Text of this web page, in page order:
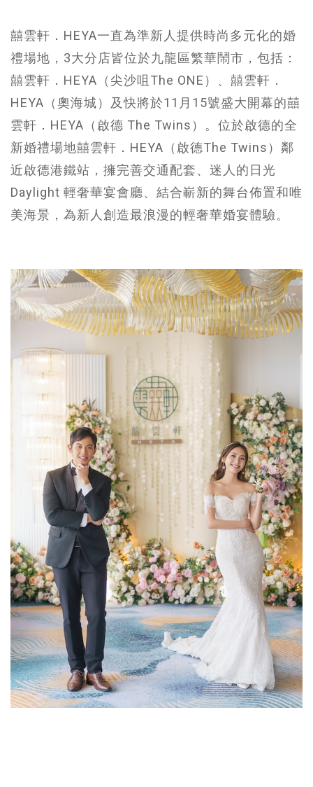
囍雲軒．HEYA一直為準新人提供時尚多元化的婚
禮場地，3大分店皆位於九龍區繁華鬧市，包括：
囍雲軒．HEYA（尖沙咀The ONE）、囍雲軒．
HEYA（奧海城）及快將於11月15號盛大開幕的囍
雲軒．HEYA（啟德 The Twins）。位於啟德的全
新婚禮場地囍雲軒．HEYA（啟德The Twins）鄰
近啟德港鐵站，擁完善交通配套、迷人的日光
Daylight 輕奢華宴會廳、結合嶄新的舞台佈置和唯
美海景，為新人創造最浪漫的輕奢華婚宴體驗。